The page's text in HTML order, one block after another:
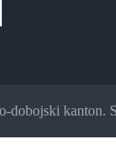
kanton.